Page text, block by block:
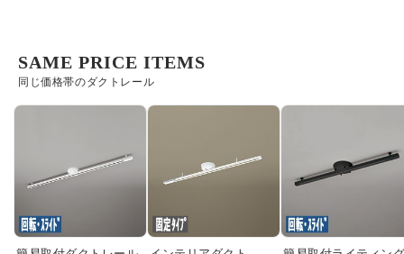
同じ価格帯のダクトレール
SAME PRICE ITEMS